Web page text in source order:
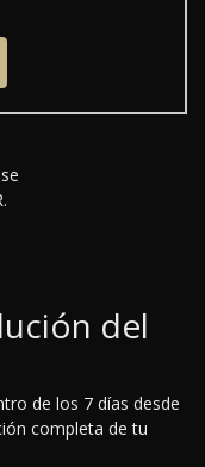
del
de los 7 días desde
completa de tu